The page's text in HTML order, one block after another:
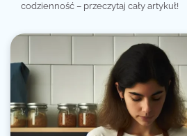
codzienność – przeczytaj cały artykuł!